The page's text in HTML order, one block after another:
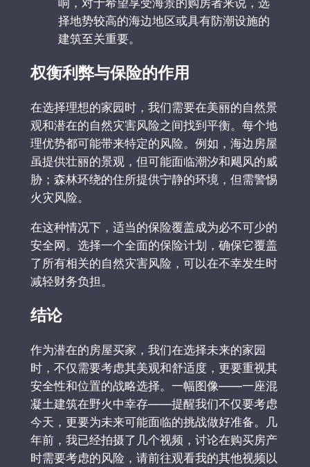
择地势较高的海边地区或具有防潮设施的
建筑至关重要。
权衡利弊与保险的作用
在选择理想的家园时，我们需要在美丽的自然景
观和潜在的自然灾害风险之间找到平衡。每个地
理优势都可能带来特定的风险。例如，海边房屋
虽提供壮丽的景观，但可能面临潮汐和飓风的威
胁；森林环绕的住所提供宁静的环境，但需警惕
火灾风险。
在这种情况下，适当的保险覆盖成为必不可少的
安全网。选择一个全面的保险计划，确保它覆盖
了所有相关的自然灾害风险，可以在不幸发生时
减轻财务负担。
结论
作为潜在的房屋买家，我们在选择未来的家园
时，不仅需要考虑其美观和舒适度，更要重视其
安全性和位置的战略选择。一幅图像——一座混
凝土建筑在野火中幸存——提醒我们不仅要考虑
今天，更要为未来可能面临的挑战做好准备。几
年前，我已经拍摄了几个视频，讨论在购买房产
时需要考虑的风险，请前往观看我的其他视频以